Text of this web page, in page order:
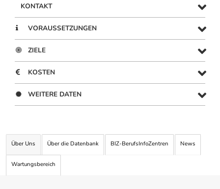
KONTAKT
VORAUSSETZUNGEN
ZIELE
KOSTEN
WEITERE DATEN
Über Uns Über die Datenbank BIZ-BerufsInfoZentren News
Wartungsbereich